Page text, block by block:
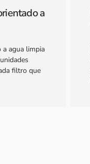
a
a agua limpia
filtro que